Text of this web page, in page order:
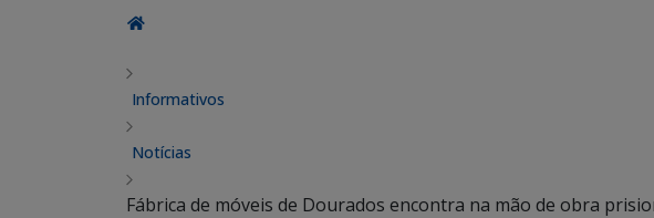
Informativos
Notícias
Fábrica de móveis de Dourados encontra na mão de obra